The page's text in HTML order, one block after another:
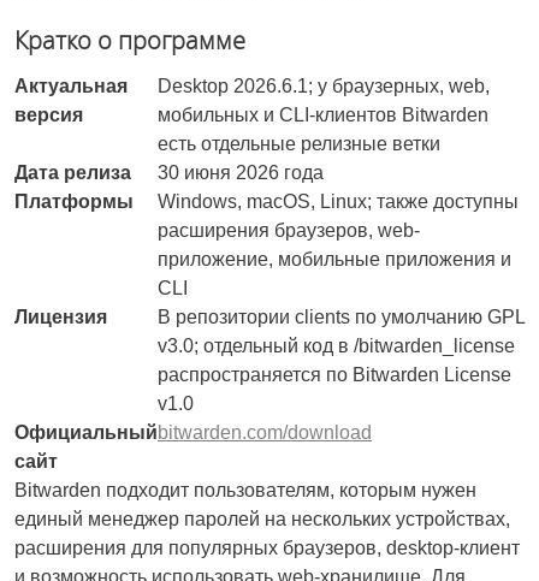
Кратко о программе
Актуальная
версия
Desktop 2026.6.1; у браузерных, web,
мобильных и CLI-клиентов Bitwarden
есть отдельные релизные ветки
Дата релиза
30 июня 2026 года
Платформы
Windows, macOS, Linux; также доступны
расширения браузеров, web-
приложение, мобильные приложения и
CLI
Лицензия
В репозитории clients по умолчанию GPL
v3.0; отдельный код в /bitwarden_license
распространяется по Bitwarden License
v1.0
Официальный
сайт
bitwarden.com/download
Bitwarden подходит пользователям, которым нужен
единый менеджер паролей на нескольких устройствах,
расширения для популярных браузеров, desktop-клиент
и возможность использовать web-хранилище. Для